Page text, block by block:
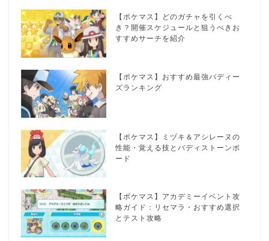
【ポケマス】どのガチャを引くべ
き？開催スケジュールと狙うべきお
すすめサーチを紹介
【ポケマス】おすすめ最強バディー
ズランキング
【ポケマス】ミヅキ＆アシレーヌの
性能・覚える技とバディストーンボ
ード
【ポケマス】アカデミーイベント攻
略ガイド：リセマラ・おすすめ選択
とテスト攻略